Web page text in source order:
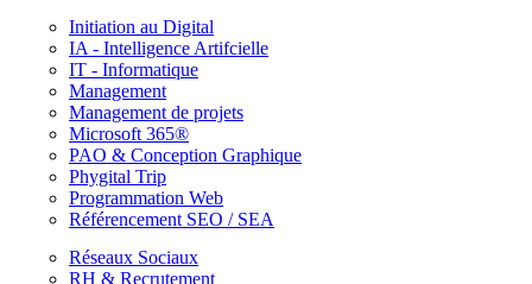
Initiation au Digital
IA - Intelligence Artifcielle
IT - Informatique
Management
Management de projets
Microsoft 365®
PAO & Conception Graphique
Phygital Trip
Programmation Web
Référencement SEO / SEA
Réseaux Sociaux
RH & Recrutement